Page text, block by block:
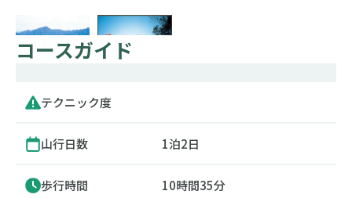
コースガイド
テクニック度
山行日数 1泊2日
歩行時間 10時間35分